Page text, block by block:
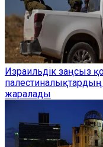
Израильдік заңсыз
жаралады